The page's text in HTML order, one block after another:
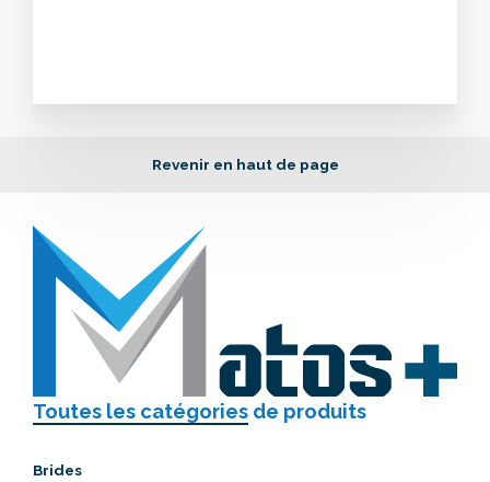
Revenir en haut de page
Toutes les catégories de produits
Brides